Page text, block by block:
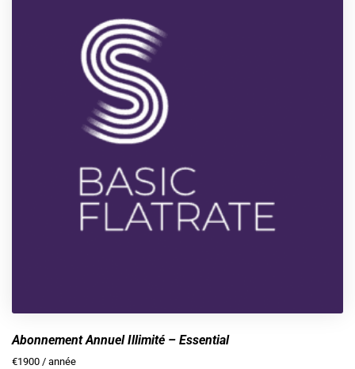
Abonnement Annuel Illimité – Essential
€1900 / année